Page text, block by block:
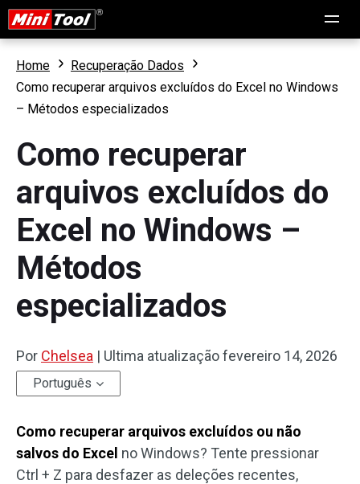
Home
Recuperação Dados
Como recuperar arquivos excluídos do Excel no Windows
– Métodos especializados
Como recuperar
arquivos excluídos do
Excel no Windows –
Métodos
especializados
Por Chelsea | Ultima atualizaçãofevereiro 14, 2026
Português
Como recuperar arquivos excluídos ou não
salvos do Excel no Windows? Tente pressionar
Ctrl + Z para desfazer as deleções recentes,